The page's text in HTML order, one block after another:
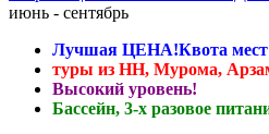
июнь - сентябрь
Лучшая ЦЕНА!Квота мест
туры из НН, Мурома,
Высокий уровень!
Бассейн, 3-х разовое